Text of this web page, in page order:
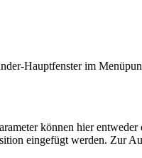
Hauptfenster im
können hier entweder
eingefügt werden. Zur